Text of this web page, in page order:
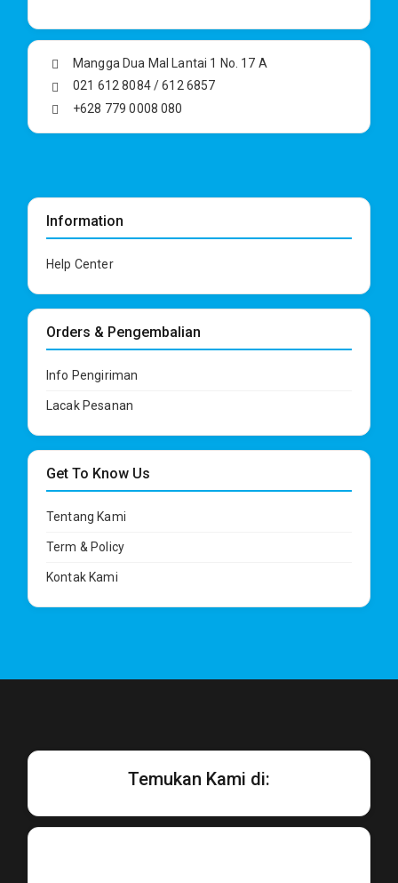
Mangga Dua Mal Lantai 1 No. 17 A
021 612 8084 / 612 6857
+628 779 0008 080
Information
Help Center
Orders & Pengembalian
Info Pengiriman
Lacak Pesanan
Get To Know Us
Tentang Kami
Term & Policy
Kontak Kami
Temukan Kami di: